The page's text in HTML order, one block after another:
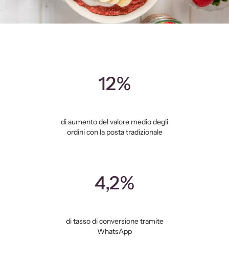
12%
di aumento del valore medio degli
ordini con la posta tradizionale
4,2%
di tasso di conversione tramite
WhatsApp